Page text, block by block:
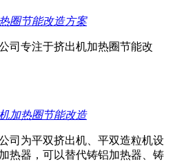
圈节能改造方案
司专注于挤出机加热圈节能改
加热圈节能改造
司为平双挤出机、平双造粒机设
热器，可以替代铸铝加热器、铸